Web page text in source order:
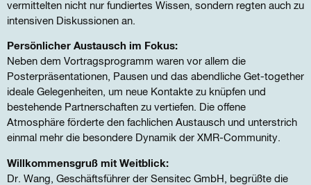
vermittelten nicht nur fundiertes Wissen, sondern regten auch zu
intensiven Diskussionen an.
Persönlicher Austausch im Fokus:
Neben dem Vortragsprogramm waren vor allem die
Posterpräsentationen, Pausen und das abendliche Get-together
ideale Gelegenheiten, um neue Kontakte zu knüpfen und
bestehende Partnerschaften zu vertiefen. Die offene
Atmosphäre förderte den fachlichen Austausch und unterstrich
einmal mehr die besondere Dynamik der XMR-Community.
Willkommensgruß mit Weitblick:
Dr. Wang, Geschäftsführer der Sensitec GmbH, begrüßte die